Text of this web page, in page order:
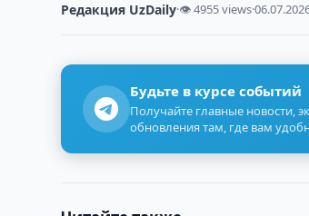
Редакция UzDaily·👁 4955 views·
Будьте в курсе событий
Получайте главные новости,
обновления там, где вам